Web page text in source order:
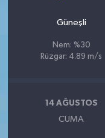
Güneşli
Nem: %30
Rüzgar: 4.89 m/s
14 AĞUSTOS
CUMA